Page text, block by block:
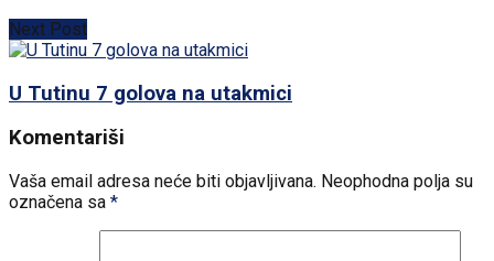
Next Post
U Tutinu 7 golova na utakmici
Komentariši
Vaša email adresa neće biti objavljivana. Neophodna polja su
označena sa *